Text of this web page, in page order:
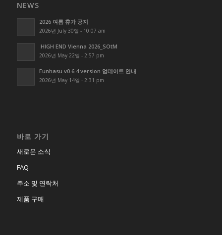
NEWS
2026 여름 휴가 공지
2026년 July 30일 - 10:07 am
HIGH END Vienna 2026_SOtM
2026년 May 22일 - 2:57 pm
Eunhasu v0.6.4 version 업데이트 안내
2026년 May 14일 - 2:31 pm
바로 가기
새로운 소식
FAQ
주소 및 연락처
제품 구매